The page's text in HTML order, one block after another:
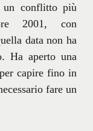
conflitto più
2001, con
data non ha
Ha aperto una
capire fino in
fare un